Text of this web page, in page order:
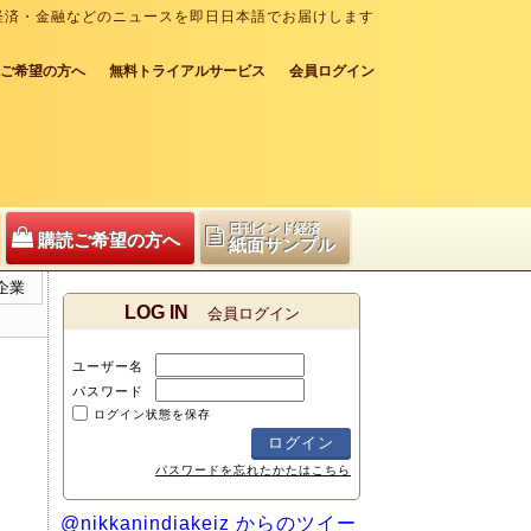
・金融などのニュースを即日日本語でお届けします
希望の方へ 無料トライアルサービス 会員ログイン
購読ご希望の方へ
日刊インド経済
紙面サンプル
業
LOG IN 会員ログイン
ユーザー名
パスワード
ログイン状態を保存
パスワードを忘れたかたはこちら
@nikkanindiakeiz からのツイー